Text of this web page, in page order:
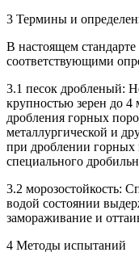
3 Термины и
В настоящем
соответствующими
3.1 песок дробленый:
крупностью зерен до 4
дробления горных
металлургической и
при дроблении горных
специального
3.2 морозостойкость:
водой состоянии
замораживание и
4 Методы испытаний